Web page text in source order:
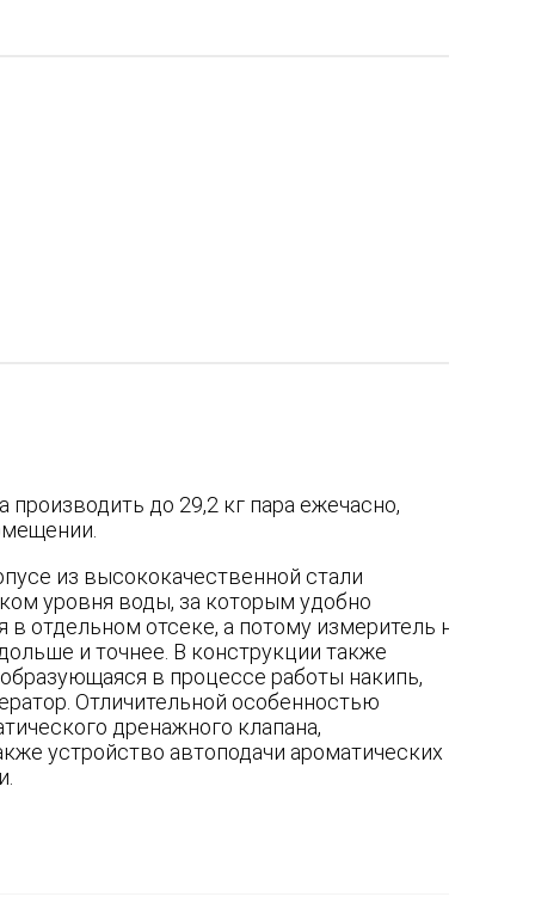
до 29,2 кг пара ежечасно,
из высококачественной стали
уровня воды, за которым удобно
отдельном отсеке, а потому измеритель не
и точнее. В конструкции также
в процессе работы накипь,
Отличительной особенностью
дренажного клапана,
устройство автоподачи ароматических